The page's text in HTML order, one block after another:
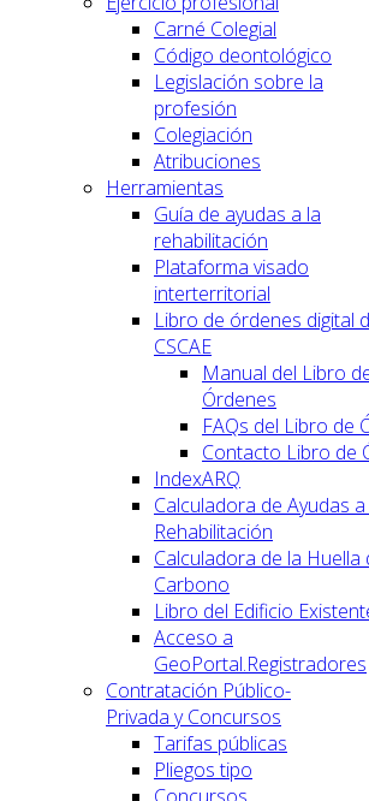
Carné Colegial
Código deontológico
Legislación sobre la
profesión
Colegiación
Atribuciones
Herramientas
Guía de ayudas a la
rehabilitación
Plataforma visado
interterritorial
Libro de órdenes digital
CSCAE
Manual del Libro
Órdenes
FAQs del Libro de
Contacto Libro de
IndexARQ
Calculadora de Ayudas a
Rehabilitación
Calculadora de la Huella
Carbono
Libro del Edificio
Acceso a
GeoPortal.Registradores
Contratación Público-
Privada y Concursos
Tarifas públicas
Pliegos tipo